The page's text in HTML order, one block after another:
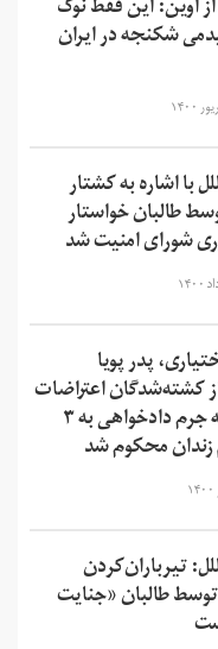
اوین: این فقط نوک
شکنجه در ایران
با اشاره به کشتار
طالبان خواستار
شورای امنیت شد
پدر پویا
کشته‌شدگان اعتراضات
آبان۹۸، به جرم دادخواهی به ۳
محکوم شد
تیرباران‌کردن
طالبان «جنایت